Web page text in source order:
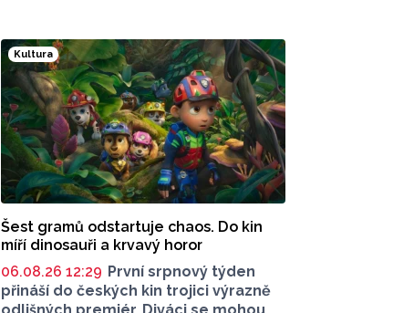
vyráběla se od konce 14. zhruba
do poloviny 16. století.
Kultura
Šest gramů odstartuje chaos. Do kin
míří dinosauři a krvavý horor
06.08.26 12:29 První srpnový týden
přináší do českých kin trojici výrazně